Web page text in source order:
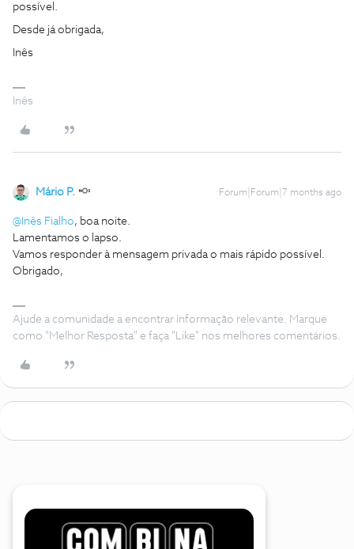
possível.
Desde já obrigada,
Inês
Inês
Mário P. Forum|Forum|7 months ago
@Inês Fialho, boa noite.
Lamentamos o lapso.
Vamos responder à mensagem privada o mais rápido possível.
Obrigado,
Ajude a comunidade a encontrar informação relevante. Marque
como "Melhor Resposta" e faça "Like" nos melhores comentários.